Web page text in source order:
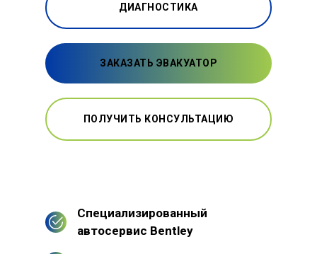
ДИАГНОСТИКА
ЗАКАЗАТЬ ЭВАКУАТОР
ПОЛУЧИТЬ КОНСУЛЬТАЦИЮ
Специализированный
автосервис Bentley